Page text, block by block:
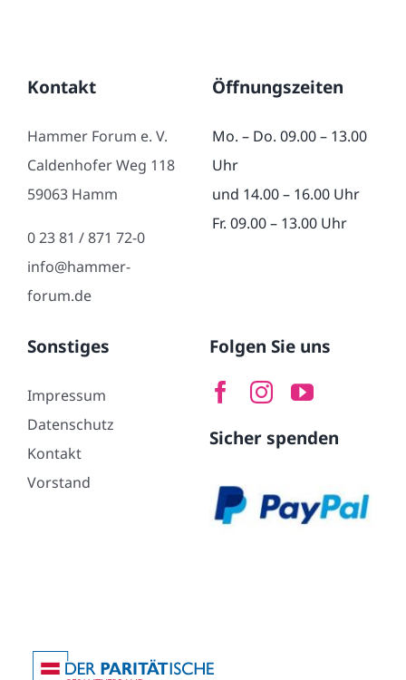
Kontakt
Hammer Forum e. V.
Caldenhofer Weg 118
59063 Hamm
0 23 81 / 871 72-0
info@hammer-
forum.de
Öffnungszeiten
Mo. – Do. 09.00 – 13.00
Uhr
und 14.00 – 16.00 Uhr
Fr. 09.00 – 13.00 Uhr
Sonstiges
Impressum
Datenschutz
Kontakt
Vorstand
Folgen Sie uns
Sicher spenden